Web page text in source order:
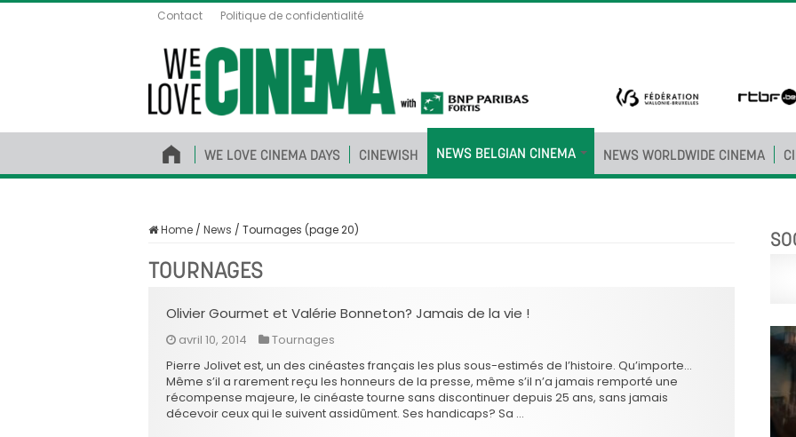
Contact Politique de confidentialité
WE LOVE CINEMA DAYS CINEWISH NEWS BELGIAN CINEMA NEWS WORLDWIDE CINEMA
Home / News / Tournages (page 20)
TOURNAGES
Olivier Gourmet et Valérie Bonneton? Jamais de la vie !
avril 10, 2014
Tournages
Pierre Jolivet est, un des cinéastes français les plus sous-estimés de l’histoire. Qu’importe…
Même s’il a rarement reçu les honneurs de la presse, même s’il n’a jamais remporté une
récompense majeure, le cinéaste tourne sans discontinuer depuis 25 ans, sans jamais
décevoir ceux qui le suivent assidûment. Ses handicaps? Sa …